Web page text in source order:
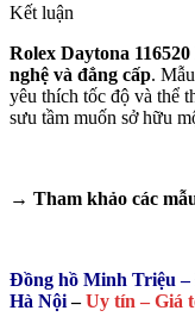
Kết luận
Rolex Daytona 116520
nghệ và đẳng cấp.
yêu thích tốc độ và thể
sưu tầm muốn sở hữu
→ Tham khảo các
Đồng hồ Minh Triệu –
Hà Nội–Uy tín – Giá